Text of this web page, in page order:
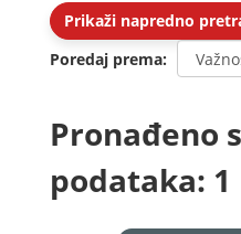
Prikaži napredno
Poredaj prema
Pronađeno
podataka: 1